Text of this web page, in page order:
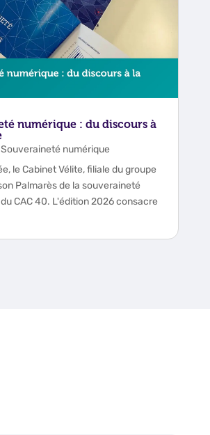
numérique : du discours à
Souveraineté numérique
le Cabinet Vélite, filiale du groupe
Palmarès de la souveraineté
CAC 40. L'édition 2026 consacre